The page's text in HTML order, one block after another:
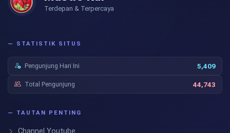
Terdepan & Terpercaya
— STATISTIK SITUS
Pengunjung Hari Ini 5,409
Total Pengunjung 44,743
— TAUTAN PENTING